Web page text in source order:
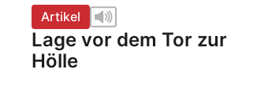
Artikel
Lage vor dem Tor zur
Hölle